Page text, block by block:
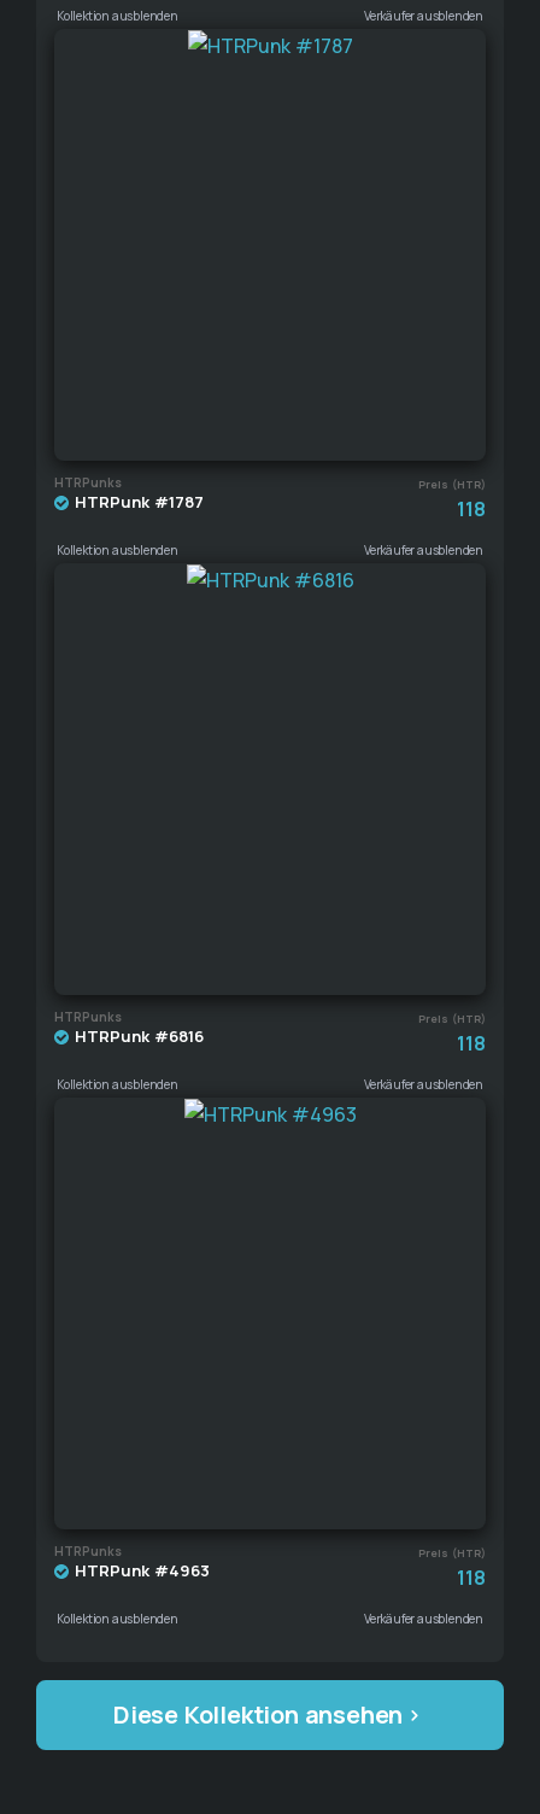
Kollektion ausblenden Verkäufer ausblenden
HTRPunks Preis (HTR)
HTRPunk #1787 118
Kollektion ausblenden Verkäufer ausblenden
HTRPunks Preis (HTR)
HTRPunk #6816 118
Kollektion ausblenden Verkäufer ausblenden
HTRPunks Preis (HTR)
HTRPunk #4963 118
Kollektion ausblenden Verkäufer ausblenden
Diese Kollektion ansehen